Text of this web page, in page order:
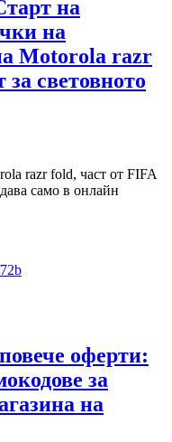
на
на
Motorola razr
световното
razr fold, част от FIFA
само в онлайн
оферти:
за
на